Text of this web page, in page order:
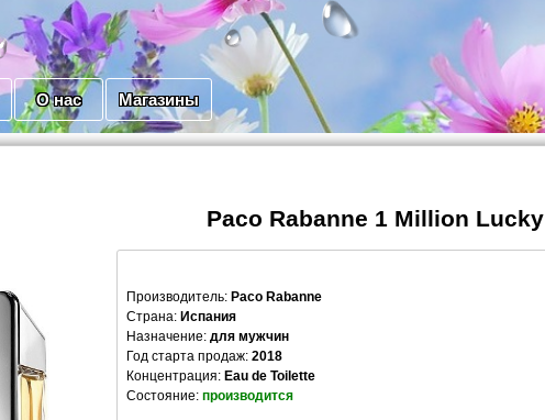
О нас Магазины
Paco Rabanne 1 Million Lucky
Производитель: Paco Rabanne
Страна: Испания
Назначение: для мужчин
Год старта продаж: 2018
Концентрация: Eau de Toilette
Состояние: производится